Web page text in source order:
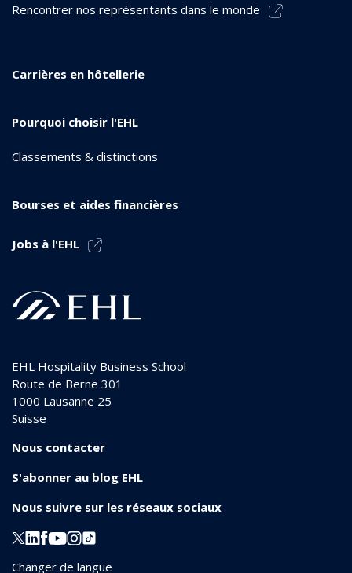
Rencontrer nos représentants dans le monde
Carrières en hôtellerie
Pourquoi choisir l'EHL
Classements & distinctions
Bourses et aides financières
Jobs à l'EHL
EHL Hospitality Business School
Route de Berne 301
1000 Lausanne 25
Suisse
Nous contacter
S'abonner au blog EHL
Nous suivre sur les réseaux sociaux
Changer de langue